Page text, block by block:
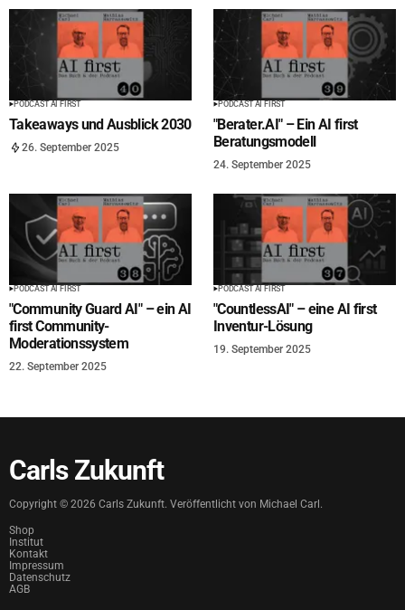
PODCAST AI FIRST
Takeaways und Ausblick 2030
26. September 2025
PODCAST AI FIRST
"Berater.AI" – Ein AI first
Beratungsmodell
24. September 2025
PODCAST AI FIRST
"Community Guard AI" – ein AI
first Community-
Moderationssystem
22. September 2025
PODCAST AI FIRST
"CountlessAI" – eine AI first
Inventur-Lösung
19. September 2025
Carls Zukunft
Copyright © 2026 Carls Zukunft. Veröffentlicht von Michael Carl.
Shop
Institut
Kontakt
Impressum
Datenschutz
AGB